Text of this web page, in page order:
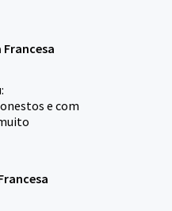
Francesa
e com